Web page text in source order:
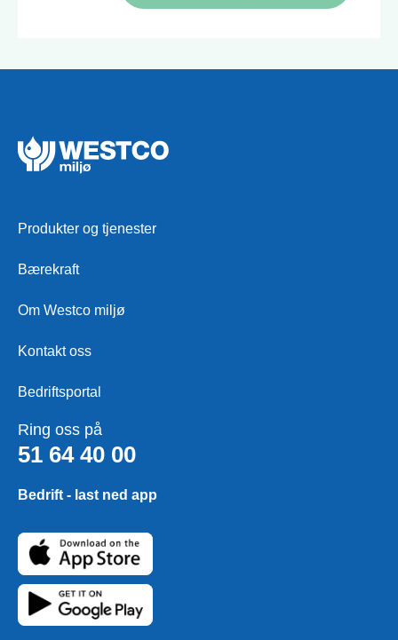
Produkter og tjenester
Bærekraft
Om Westco miljø
Kontakt oss
Bedriftsportal
Ring oss på
51 64 40 00
Bedrift - last ned app